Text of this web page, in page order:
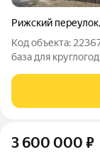
Рижский переулок,
Код объекта: 2236728.
база для
электричество и
3 600 000 ₽